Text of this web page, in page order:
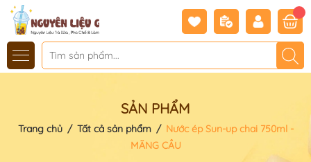
SẢN PHẨM
Trang chủ / Tất cả sản phẩm / Nước ép Sun-up chai 750ml -
MÃNG CẦU